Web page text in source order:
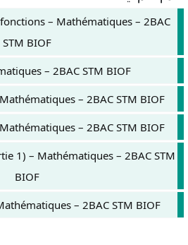
– Mathématiques – 2BAC
STM BIOF
– 2BAC STM BIOF
– 2BAC STM BIOF
– 2BAC STM BIOF
1) – Mathématiques – 2BAC STM
BIOF
– 2BAC STM BIOF